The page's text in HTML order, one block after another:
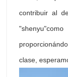
contribuir al
clase,